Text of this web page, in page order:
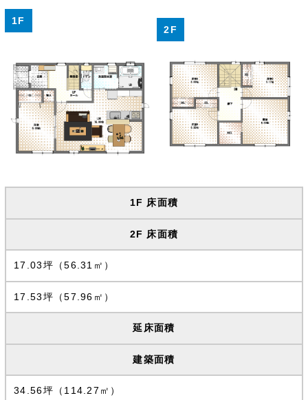
1F
2F
1F 床面積
2F 床面積
17.03坪（56.31㎡）
17.53坪（57.96㎡）
延床面積
建築面積
34.56坪（114.27㎡）